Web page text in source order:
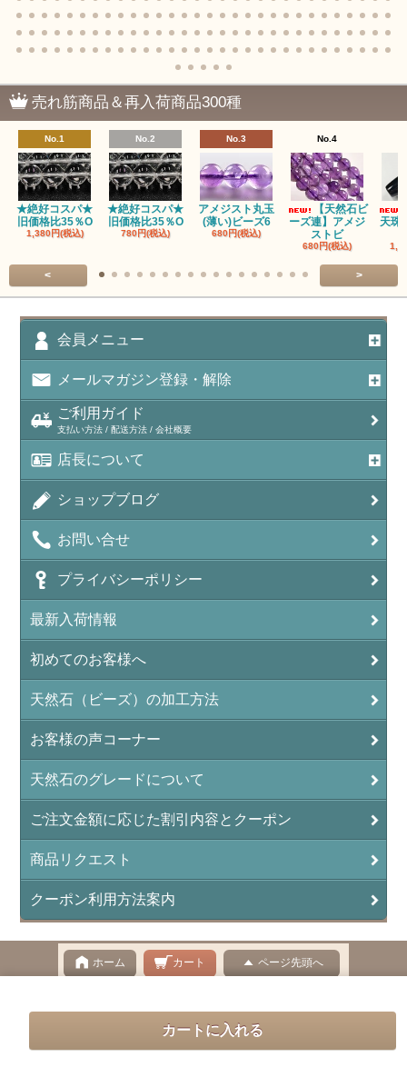
アズロマラカイト（Azuromalachite）
アパタイト
アベンチュリン(クォーツァイト/Aventurine)
アマゾナイト（天河石/Amazonite）
アポフィライト（Apophylite）/魚眼石
アメジスト（紫水晶/Amethyst）
アメシスティンクォーツ（Amethest in quartz）
ラベンダーアメジスト
アメトリン（紫黄水晶/Ametrine）
アラゴナイト（霰石/Aragonite）
アンデシン（チベット産日長石）
アンフィボールインクォーツ(Amphibole)
アンフィボールロック/角閃岩（Amphibole ）
イーグルアイ（EagleEye）
インカローズ（ロードクロサイト/Rhodochrosite）
インディアンアゲート(Indian Agate)
エメラルド(emerald/翠玉)
エレスチャル(elestial/骸骨水晶)
オーロラクォーツ(レインボー水晶)
オニキス(ブラック)(Black Onyx)
オブシディアン（黒曜石/Obsidian）
オフィカルサイト（蛇灰岩/Ophicalcite）
オパール ピンクオパール（Pink Opal）
売れ筋商品＆再入荷商品300種
No.1
★絶好コスパ★
旧価格比35％O
1,380円(税込)
No.2
★絶好コスパ★
旧価格比35％O
780円(税込)
No.3
アメジスト丸玉
(薄い)ビーズ6
680円(税込)
No.4
【天然石ビ
ーズ連】アメジ
ストビ
680円(税込)
天珠
< >
会員メニュー
メールマガジン登録・解除
ご利用ガイド
支払い方法 / 配送方法 / 会社概要
店長について
ショップブログ
お問い合せ
プライバシーポリシー
最新入荷情報
初めてのお客様へ
天然石（ビーズ）の加工方法
お客様の声コーナー
天然石のグレードについて
ご注文金額に応じた割引内容とクーポン
商品リクエスト
クーポン利用方法案内
ホーム カート ページ先頭へ
表示切替 : スマートフォン |PC版
天然石の卸販売|天然石直送市場